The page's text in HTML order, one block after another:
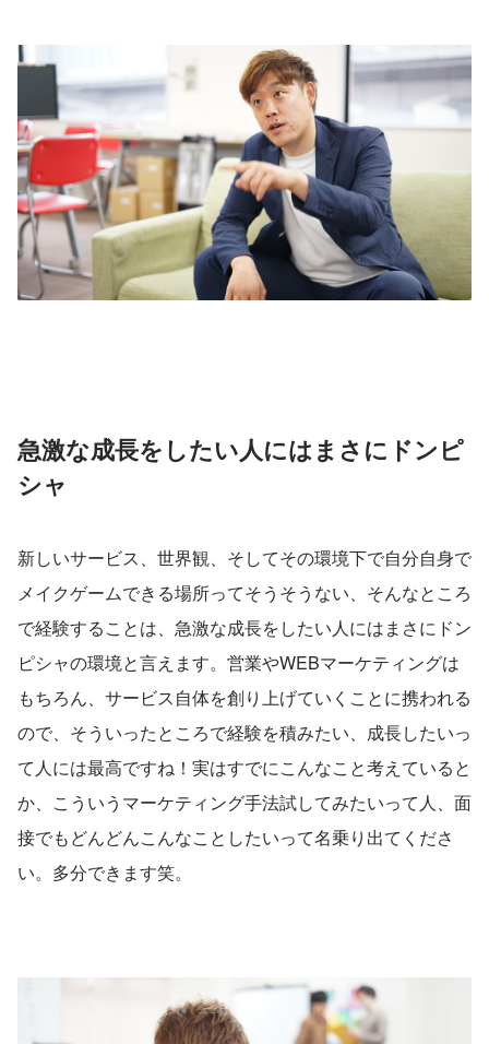
急激な成長をしたい人にはまさにドンピ
シャ
新しいサービス、世界観、そしてその環境下で自分自身で
メイクゲームできる場所ってそうそうない、そんなところ
で経験することは、急激な成長をしたい人にはまさにドン
ピシャの環境と言えます。営業やWEBマーケティングは
もちろん、サービス自体を創り上げていくことに携われる
ので、そういったところで経験を積みたい、成長したいっ
て人には最高ですね！実はすでにこんなこと考えていると
か、こういうマーケティング手法試してみたいって人、面
接でもどんどんこんなことしたいって名乗り出てくださ
い。多分できます笑。